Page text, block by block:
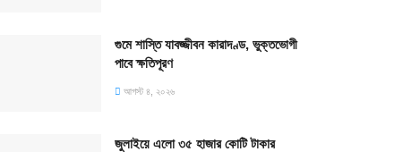
গুমে শাস্তি যাবজ্জীবন কারাদণ্ড, ভুক্তভোগী
পাবে ক্ষতিপূরণ
আগস্ট ৪, ২০২৬
জুলাইয়ে এলো ৩৫ হাজার কোটি টাকার